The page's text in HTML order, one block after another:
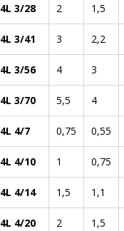
4L 3/28 2 1,5
4L 3/41 3 2,2
4L 3/56 4 3
4L 3/70 5,5 4
4L 4/7 0,75 0,55
4L 4/10 1 0,75
4L 4/14 1,5 1,1
4L 4/20 2 1,5